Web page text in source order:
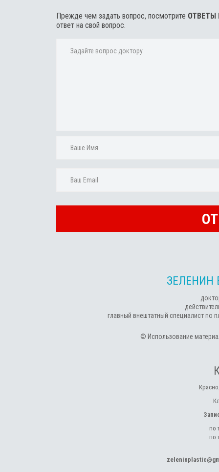
Прежде чем задать вопрос, посмотрите ОТВЕТЫ
ответ на свой вопрос.
ЗЕЛЕНИН
главный внештатный специалист по
© Использование
по
по